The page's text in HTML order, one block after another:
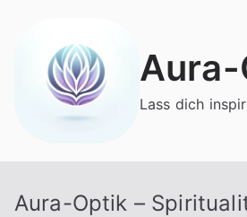
springen
Lass dich
Aura-Optik –